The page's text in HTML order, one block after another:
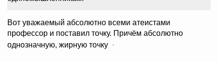
Вот уважаемый абсолютно всеми атеистами
профессор и поставил точку. Причём абсолютно
однозначную, жирную точку ·